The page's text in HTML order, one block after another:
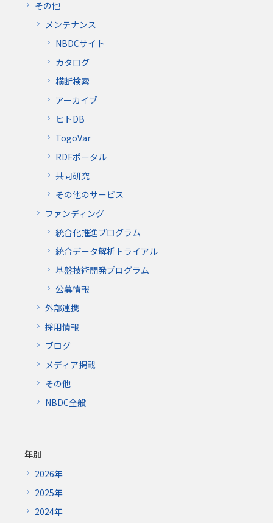
その他
メンテナンス
NBDCサイト
カタログ
横断検索
アーカイブ
ヒトDB
TogoVar
RDFポータル
共同研究
その他のサービス
ファンディング
統合化推進プログラム
統合データ解析トライアル
基盤技術開発プログラム
公募情報
外部連携
採用情報
ブログ
メディア掲載
その他
NBDC全般
年別
2026年
2025年
2024年